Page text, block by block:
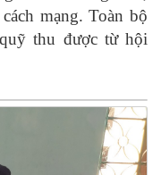
mạng. Toàn bộ
thu được từ hội